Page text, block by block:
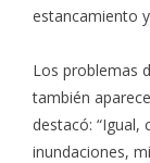
estancamiento
Los problemas
también
destacó:
inundaciones,